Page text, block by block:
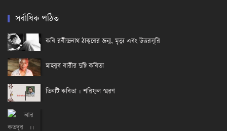
সর্বাধিক পঠিত
কবি রবীন্দ্রনাথ ঠাকুরের জন্ম, মৃত্যু এবং উত্তরসূরি
মাহবুব বারীর দুটি কবিতা
তিনটি কবিতা । শরিফুল স্মরণ